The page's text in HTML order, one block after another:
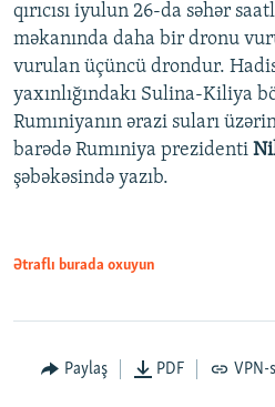
qırıcısı iyulun 26-da səhər
məkanında daha bir dronu
vurulan üçüncü drondur.
yaxınlığındakı Sulina-Kiliya
Rumıniyanın ərazi suları
barədə Rumıniya prezidenti
şəbəkəsində yazıb.
Ətraflı burada oxuyun
Paylaş PDF VPN-